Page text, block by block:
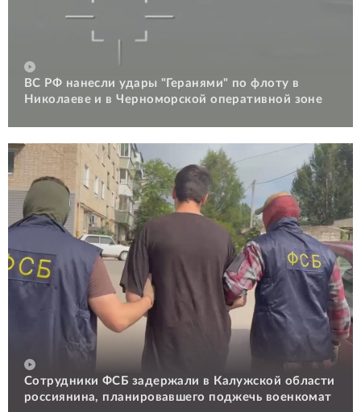
ВС РФ нанесли удары "Геранями" по флоту в
Николаеве и в Черноморской оперативной зоне
Сотрудники ФСБ задержали в Калужской области
россиянина, планировавшего поджечь военкомат